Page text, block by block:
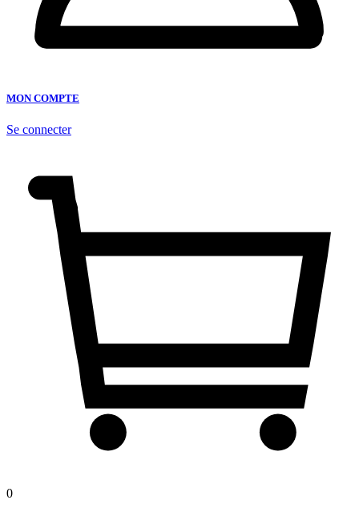
MON COMPTE
Se connecter
0